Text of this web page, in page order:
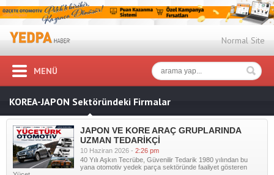
Normal Site
MENÜ
KOREA-JAPON Sektöründeki Firmalar
JAPON VE KORE ARAÇ GRUPLARINDA
UZMAN TEDARİKÇİ
10 Haziran 2026 - 2:26 pm
40 Yılı Aşkın Tecrübe, Güvenilir Tedarik 1980 yılından bu
yana otomotiv yedek parça sektöründe faaliyet gösteren